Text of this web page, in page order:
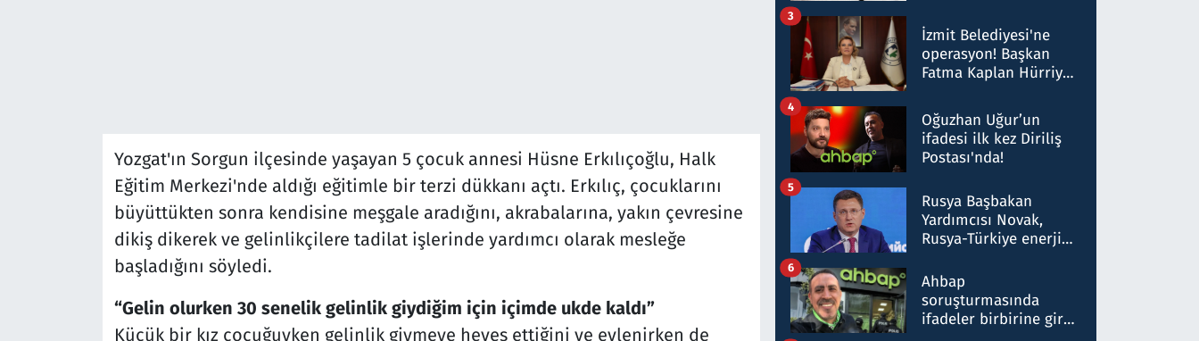
Yozgat'ın Sorgun ilçesinde yaşayan 5 çocuk annesi Hüsne Erkılıçoğlu, Halk
Eğitim Merkezi'nde aldığı eğitimle bir terzi dükkanı açtı. Erkılıç, çocuklarını
büyüttükten sonra kendisine meşgale aradığını, akrabalarına, yakın çevresine
dikiş dikerek ve gelinlikçilere tadilat işlerinde yardımcı olarak mesleğe
başladığını söyledi.
“Gelin olurken 30 senelik gelinlik giydiğim için içimde ukde kaldı”
Küçük bir kız çocuğuyken gelinlik giymeye heves ettiğini ve evlenirken de
Milyar liralık para
trafiği tespit edildi
İzmit Belediyesi'ne
operasyon! Başkan
Fatma Kaplan Hürriyet
3
Oğuzhan Uğur’un
ifadesi ilk kez Diriliş
Postası'nda!
4
Rusya Başbakan
Yardımcısı Novak,
Rusya-Türkiye enerji
nitelikte olduğunu
belirtti
5
Ahbap
soruşturmasında
ifadeler birbirine girdi:
6